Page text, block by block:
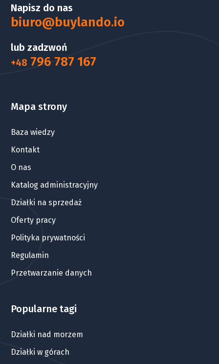
Napisz do nas
biuro@buylando.io
lub zadzwoń
+48 796 787 167
Mapa strony
Baza wiedzy
Kontakt
O nas
Katalog administracyjny
Działki na sprzedaż
Oferty pracy
Polityka prywatności
Regulamin
Przetwarzanie danych
Popularne tagi
Działki nad morzem
Działki w górach